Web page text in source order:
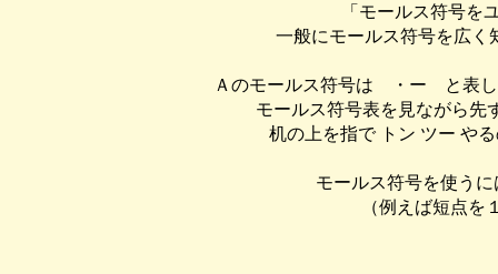
「モールス符号を
一般にモールス符号を広く
Ａのモールス符号は ・ー と表
モールス符号表を見ながら先
机の上を指で トン ツー や
モールス符号を使うに
（例えば短点